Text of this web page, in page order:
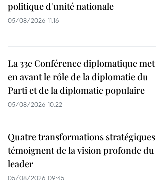
politique d'unité nationale
05/08/2026 11:16
La 33e Conférence diplomatique met
en avant le rôle de la diplomatie du
Parti et de la diplomatie populaire
05/08/2026 10:22
Quatre transformations stratégiques
témoignent de la vision profonde du
leader
05/08/2026 09:45